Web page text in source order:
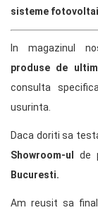
sisteme
In magazinul
produse de
consulta
usurinta.
Daca doriti sa
Showroom-ul
de
Bucuresti.
Am reusit sa